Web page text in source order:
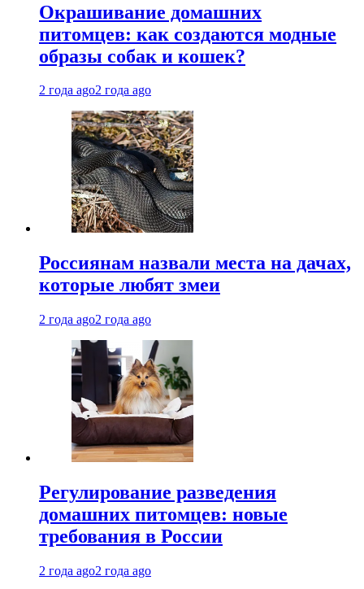
Окрашивание домашних
питомцев: как создаются модные
образы собак и кошек?
2 года ago2 года ago
Россиянам назвали места на дачах,
которые любят змеи
2 года ago2 года ago
Регулирование разведения
домашних питомцев: новые
требования в России
2 года ago2 года ago